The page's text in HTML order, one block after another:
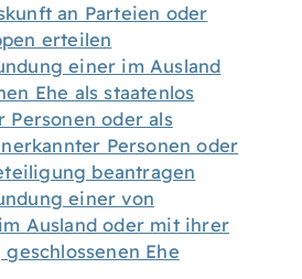
an Parteien oder
erteilen
einer im Ausland
Ehe als staatenlos
Personen oder als
Personen oder
beantragen
einer von
Ausland oder mit ihrer
Ehe